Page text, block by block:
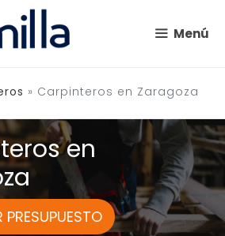
Menú
» Carpinteros en Zaragoza
en
PRESUPUESTO